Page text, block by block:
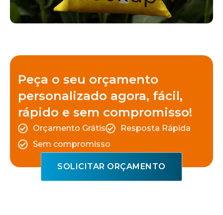
Peça o seu orçamento
personalizado agora, fácil,
rápido e sem compromisso!
Orçamento Grátis
Resposta Rápida
Sem compromisso
SOLICITAR ORÇAMENTO